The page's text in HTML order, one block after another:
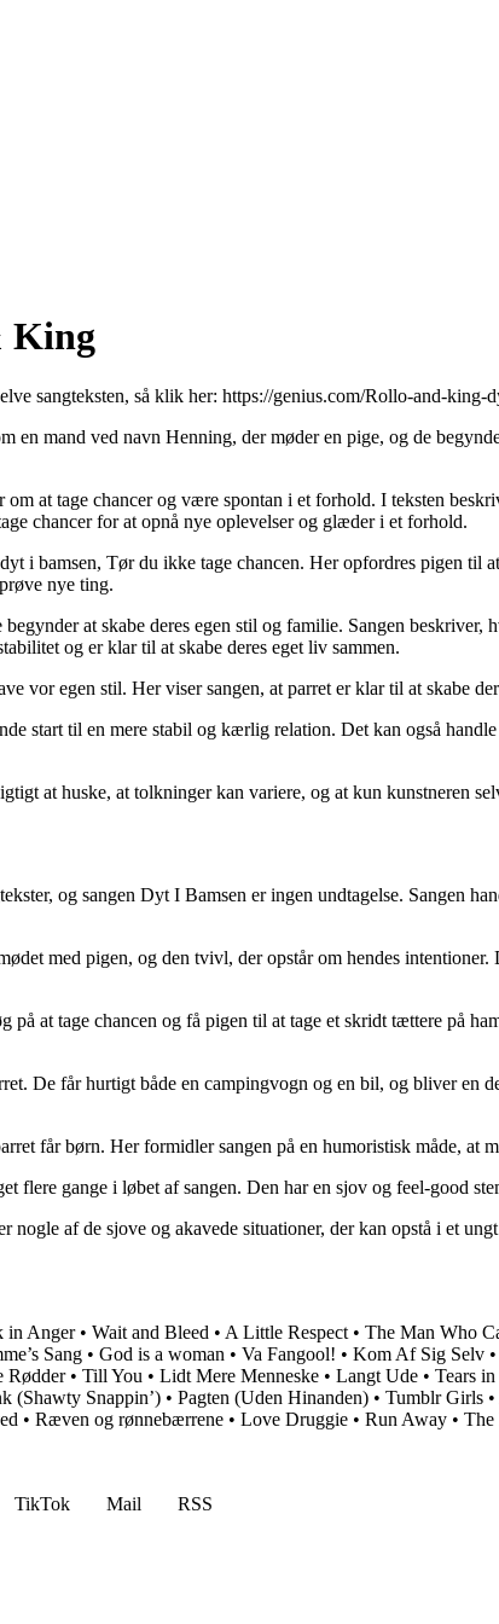
King
sangteksten, så klik her: https://genius.com/Rollo-and-king-
en mand ved navn Henning, der møder en pige, og de
at tage chancer og være spontan i et forhold. I teksten
chancer for at opnå nye oplevelser og glæder i et forhold.
i bamsen, Tør du ikke tage chancen. Her opfordres pigen til
nye ting.
at skabe deres egen stil og familie. Sangen
og er klar til at skabe deres eget liv sammen.
vor egen stil. Her viser sangen, at parret er klar til at skabe
start til en mere stabil og kærlig relation. Det kan også
at huske, at tolkninger kan variere, og at kun kunstneren
og sangen Dyt I Bamsen er ingen undtagelse. Sangen
med pigen, og den tvivl, der opstår om hendes
at tage chancen og få pigen til at tage et skridt tættere på
De får hurtigt både en campingvogn og en bil, og bliver en
får børn. Her formidler sangen på en humoristisk måde, at
flere gange i løbet af sangen. Den har en sjov og feel-good
nogle af de sjove og akavede situationer, der kan opstå i et
in Anger• Wait and Bleed • A Little Respect • The Man Who
Sang • ​God is a woman • Va Fangool! • Kom Af Sig Selv •
Rødder• Till You • Lidt Mere Menneske • Langt Ude • Tears
(Shawty Snappin’) • Pagten (Uden Hinanden) • Tumblr Girls •
• Ræven og rønnebærrene • Love Druggie • Run Away • The
TikTok Mail
RSS